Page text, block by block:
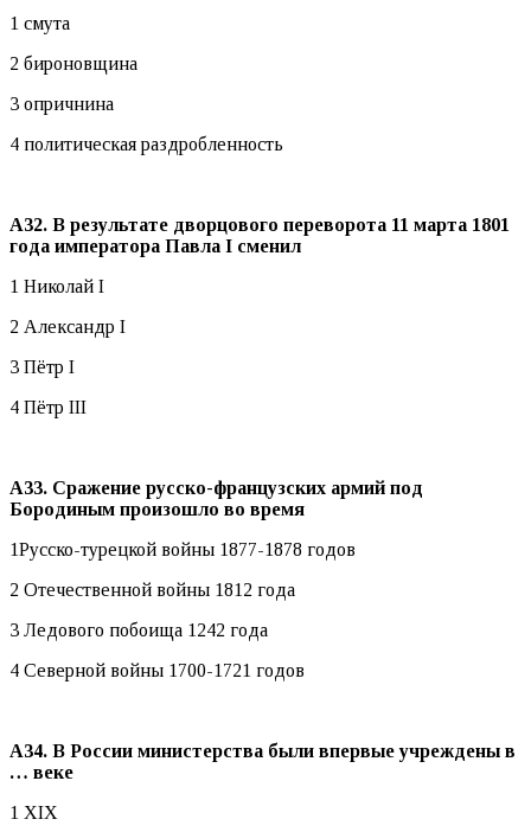
1 смута
2 бироновщина
3 опричнина
4 политическая раздробленность
А32. В результате дворцового переворота 11 марта 1801
года императора Павла I сменил
1 Николай I
2 Александр I
3 Пётр I
4 Пётр III
А33. Сражение русско-французских армий под
Бородиным произошло во время
1Русско-турецкой войны 1877-1878 годов
2 Отечественной войны 1812 года
3 Ледового побоища 1242 года
4 Северной войны 1700-1721 годов
А34. В России министерства были впервые учреждены в
… веке
1 XIX